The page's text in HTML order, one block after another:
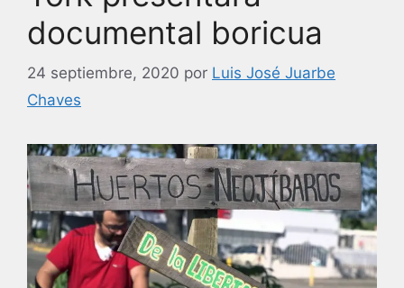
documental boricua
24 septiembre, 2020 por Luis José Juarbe
Chaves